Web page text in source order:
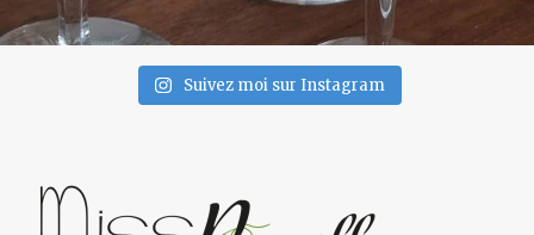
Suivez moi sur Instagram